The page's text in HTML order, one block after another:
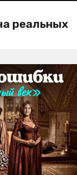
реальных